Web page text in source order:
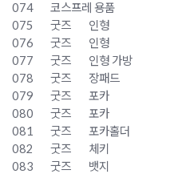
074
코스프레 용품
075
굿즈
인형
076
굿즈
인형
077
굿즈
인형 가방
078
굿즈
장패드
079
굿즈
포카
080
굿즈
포카
081
굿즈
포카홀더
082
굿즈
체키
083
굿즈
뱃지